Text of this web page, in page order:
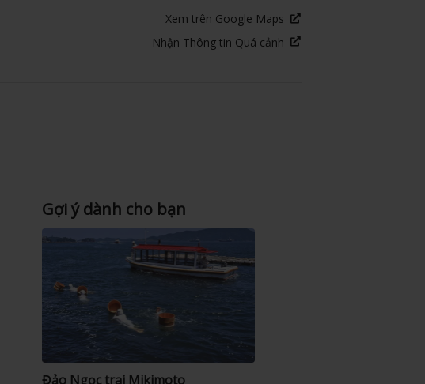
Xem trên Google Maps
Nhận Thông tin Quá cảnh
Gợi ý dành cho bạn
Đảo Ngọc trai Mikimoto